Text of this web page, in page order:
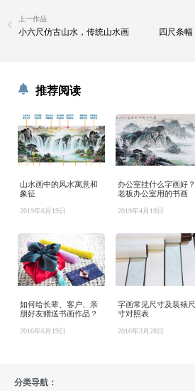
上一作品
小六尺仿古山水，传统山水画
推荐阅读
山水画中的风水寓意和
象征
2019年6月19日
办公室挂什么字画好？
老板办公室用的书画
2019年4月19日
如何给长辈、客户、亲
朋好友赠送书画作品？
2016年6月19日
字画常见尺寸及装裱尺
寸对照表
2016年3月28日
分类导航：